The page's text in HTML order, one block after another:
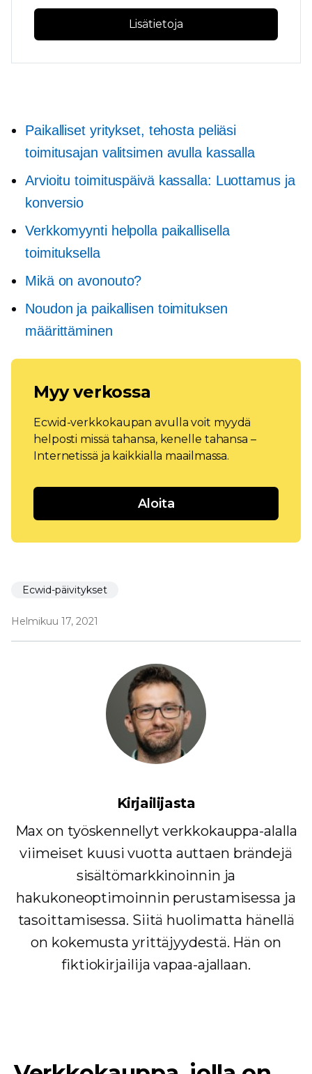
Lisätietoja
Paikalliset yritykset, tehosta peliäsi
toimitusajan valitsimen avulla kassalla
Arvioitu toimituspäivä kassalla: Luottamus ja
konversio
Verkkomyynti helpolla paikallisella
toimituksella
Mikä on avonouto?
Noudon ja paikallisen toimituksen
määrittäminen
Myy verkossa
Ecwid-verkkokaupan avulla voit myydä
helposti missä tahansa, kenelle tahansa –
Internetissä ja kaikkialla maailmassa.
Aloita
Ecwid-päivitykset
Helmikuu 17, 2021
Kirjailijasta
Max on työskennellyt verkkokauppa-alalla
viimeiset kuusi vuotta auttaen brändejä
sisältömarkkinoinnin ja
hakukoneoptimoinnin perustamisessa ja
tasoittamisessa. Siitä huolimatta hänellä
on kokemusta yrittäjyydestä. Hän on
fiktiokirjailija vapaa-ajallaan.